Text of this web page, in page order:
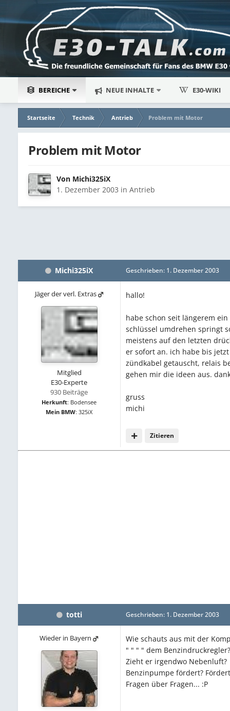
BEREICHE NEUE INHALTE E30-WIKI
Startseite Technik Antrieb Problem mit Motor
Problem mit Motor
Von Michi325iX
1. Dezember 2003 inAntrieb
Michi325iX
Jäger der verl. Extras
Mitglied
E30-Experte
930 Beiträge
Herkunft: Bodensee
Mein BMW: 325iX
Geschrieben: 1. Dezember 2003
hallo!
habe schon seit längerem
schlüssel umdrehen springt
meistens auf den letzten
er sofort an. ich habe bis
zündkabel getauscht, relais
gehen mir die ideen aus.
gruss
michi
Zitieren
totti
Wieder in Bayern
Geschrieben: 1. Dezember 2003
Wie schauts aus mit der
" " " " dem Benzindruckregler?
Zieht er irgendwo Nebenluft?
Benzinpumpe fördert?
Fragen über Fragen... :P